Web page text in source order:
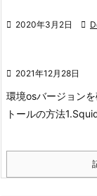
 2020年3月2日 
 2021年12月28日
環境osバージョン
トールの方法